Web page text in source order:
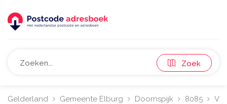
Zoek
Gelderland Gemeente Elburg Doornspijk 8085